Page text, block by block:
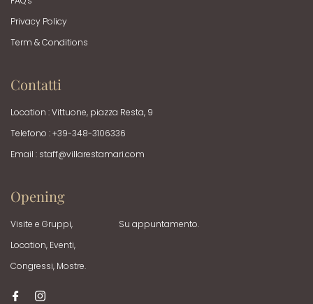
Privacy Policy
Term & Conditions
Contatti
Location : Vittuone, piazza Resta, 9
Telefono : +39-348-3106336
Email : staff@villarestamari.com
Opening
Visite e Gruppi,
Location, Eventi,
Congressi, Mostre.
Su appuntamento.